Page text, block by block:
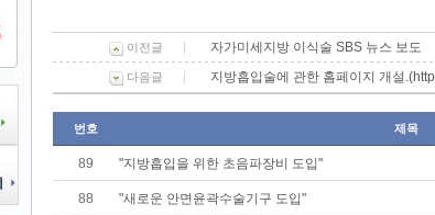
이전글 자가미세지방 이식술 SBS 뉴스 보도
다음글 지방흡입술에 관한 홈페이지 개설
번호 제목
89 "지방흡입을 위한 초음파장비 도입"
88 "새로운 안면윤곽수술기구 도입"